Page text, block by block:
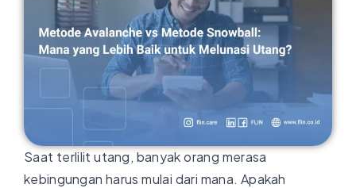
Saat terlilit utang, banyak orang merasa
kebingungan harus mulai dari mana. Apakah